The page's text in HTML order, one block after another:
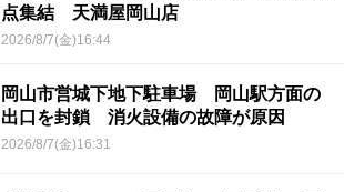
点集結 天満屋岡山店
2026/8/7(金)16:44
岡山市営城下地下駐車場 岡山駅方面の
出口を封鎖 消火設備の故障が原因
2026/8/7(金)16:31